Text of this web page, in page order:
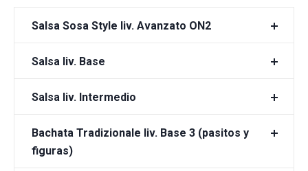
Salsa Sosa Style liv. Avanzato ON2
Salsa liv. Base
Salsa liv. Intermedio
Bachata Tradizionale liv. Base 3 (pasitos y
figuras)